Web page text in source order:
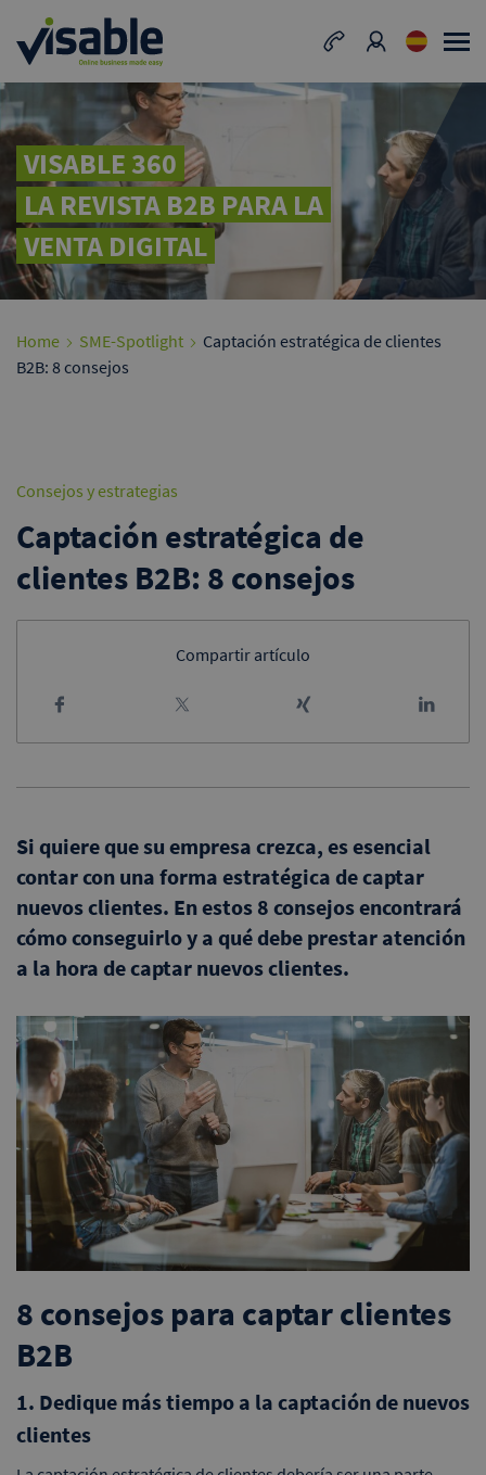
VISABLE 360
LA REVISTA B2B PARA LA
VENTA DIGITAL
Home SME-Spotlight
Captación estratégica de clientes
B2B: 8 consejos
Consejos y estrategias
Captación estratégica de
clientes B2B: 8 consejos
Compartir artículo
Si quiere que su empresa crezca, es esencial
contar con una forma estratégica de captar
nuevos clientes. En estos 8 consejos encontrará
cómo conseguirlo y a qué debe prestar atención
a la hora de captar nuevos clientes.
8 consejos para captar clientes
B2B
1. Dedique más tiempo a la captación de nuevos
clientes